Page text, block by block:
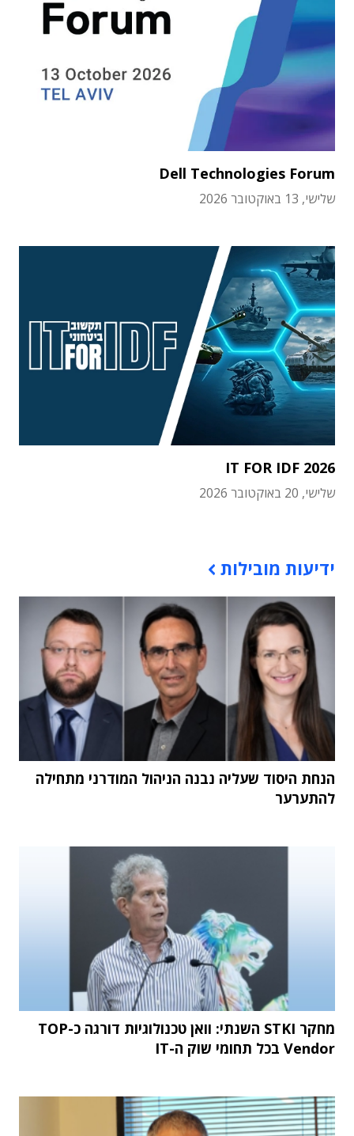
Dell Technologies Forum
שלישי, 13 באוקטובר 2026
IT FOR IDF 2026
שלישי, 20 באוקטובר 2026
ידיעות מובילות
הנחת היסוד שעליה נבנה הניהול המודרני מתחילה
להתערער
מחקר STKI השנתי: וואן טכנולוגיות דורגה כ-TOP
Vendor בכל תחומי שוק ה-IT